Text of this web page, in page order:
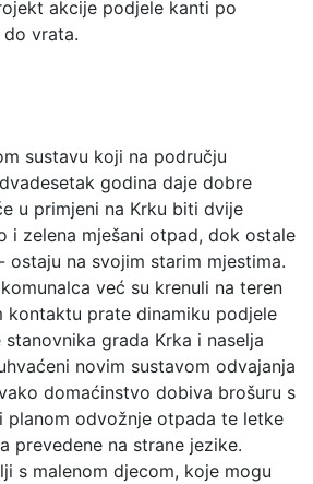
akcije podjele kanti po
vrata.
sustavu koji na području
godina daje dobre
u primjeni na Krku biti dvije
i zelena mješani otpad, dok ostale
ostaju na svojim starim mjestima.
već su krenuli na teren
kontaktu prate dinamiku podjele
grada Krka i naselja
novim sustavom odvajanja
domaćinstvo dobiva brošuru s
planom odvožnje otpada te letke
prevedene na strane jezike.
s malenom djecom, koje mogu